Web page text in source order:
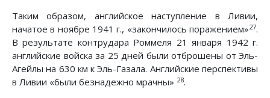
Таким образом, английское наступление в Ливии,
начатое в ноябре 1941 г., «закончилось поражением»27.
В результате контрудара Роммеля 21 января 1942 г.
английские войска за 25 дней были отброшены от Эль-
Агейлы на 630 км к Эль-Газала. Английские перспективы
в Ливии «были безнадежно мрачны» 28.